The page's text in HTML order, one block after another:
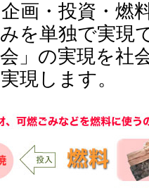
画・投資・燃
を単独で実現
」の実現を社
現します。